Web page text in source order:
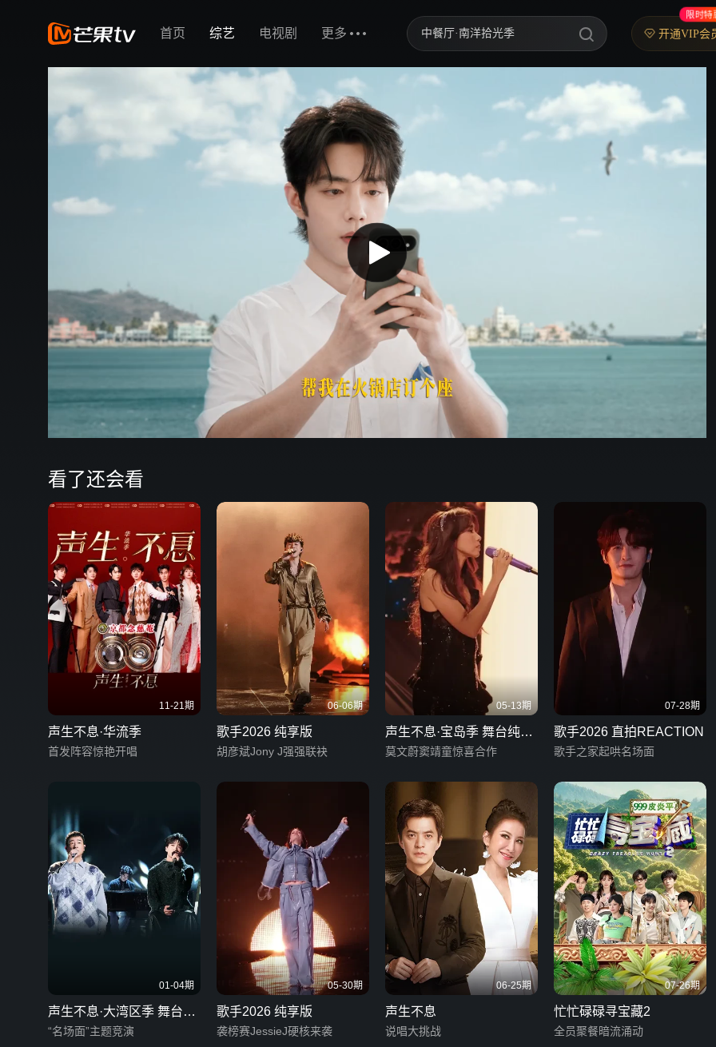
首页 综艺 电视剧 更多
野狗骨头
炽夏
歌手2026
中餐厅·南洋拾光季
快乐老家
忙忙碌碌寻宝藏2
我们的宿舍·归心季
克制升温
你好，星期六
开通VIP会
限时特
看了还会看
11-21期
声生不息·华流季
首发阵容惊艳开唱
06-06期
歌手2026 纯享版
胡彦斌Jony J强强联袂
05-13期
声生不息·宝岛季 舞台纯享
版
莫文蔚窦靖童惊喜合作
07-28期
歌手2026 直拍REACTION
歌手之家起哄名场面
01-04期
声生不息·大湾区季 舞台纯
享版
“名场面”主题竞演
05-30期
歌手2026 纯享版
袭榜赛JessieJ硬核来袭
06-25期
声生不息
说唱大挑战
07-26期
忙忙碌碌寻宝藏2
全员聚餐暗流涌动